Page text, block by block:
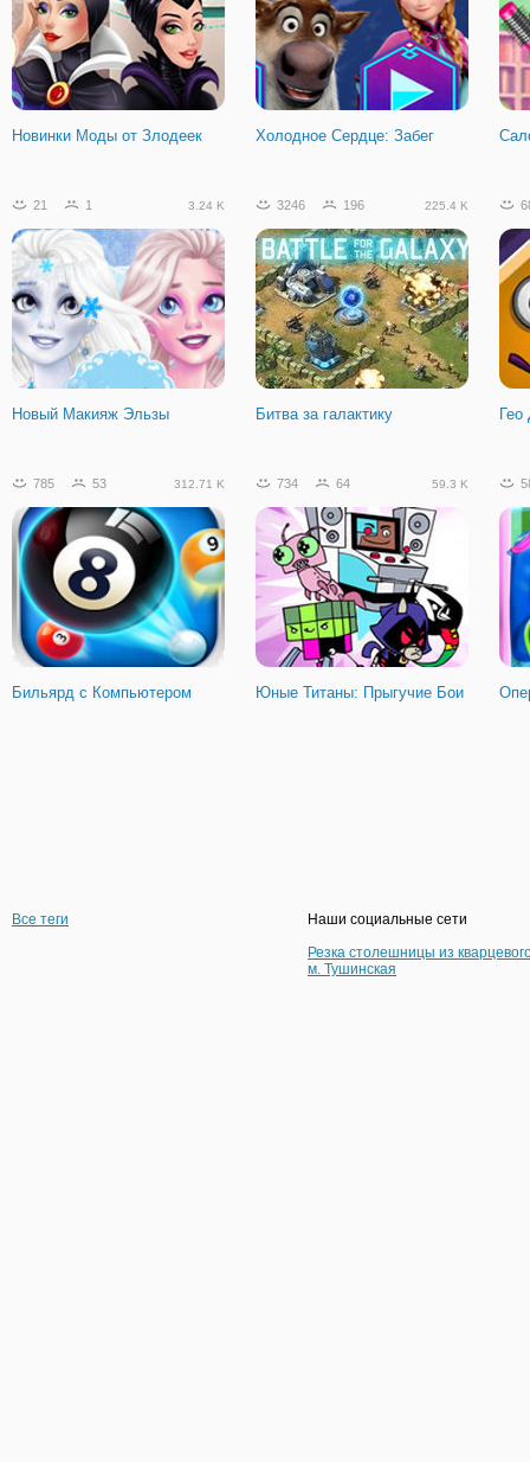
Рыбка Ест Рыбку 3
Двойной Рождественский
Бал
2
Одень Принцесс на
Вечеринку
Новинки Моды от Злодеек Холодное Сердце: Забег
21 1 3.24 K
Новый Макияж Эльзы
3246 196 225.4 K
Битва за галактику
785 53 312.71 K
Бильярд с Компьютером
734 64 59.3 K
Юные Титаны: Прыгучие Бои
Все теги
Наши социальные сети
Резка столешницы из
м. Тушинская